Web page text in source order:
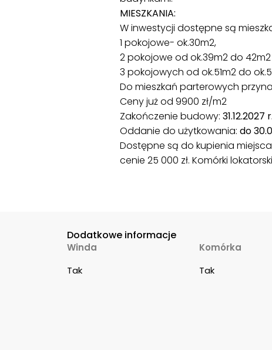
MIESZKANIA:
W inwestycji dostępne są
1 pokojowe- ok.30m2,
2 pokojowe od ok.39m2 do 42m2
3 pokojowych od ok.51m2 do
Do mieszkań parterowych
Ceny już od 9900 zł/m2
Zakończenie budowy: 31.12.2027 r.
Oddanie do użytkowania: do
Dostępne są do kupienia
cenie 25 000 zł. Komórki
Dodatkowe informacje
Winda
Tak
Komórka
Tak